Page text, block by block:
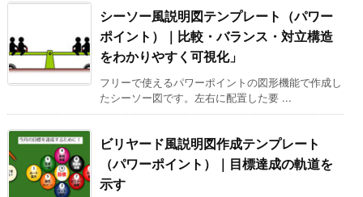
シーソー風説明図テンプレート（パワー
ポイント）｜比較・バランス・対立構造
をわかりやすく可視化」
フリーで使えるパワーポイントの図形機能で作成し
たシーソー図です。左右に配置した要 ...
ビリヤード風説明図作成テンプレート
（パワーポイント）｜目標達成の軌道を
示す